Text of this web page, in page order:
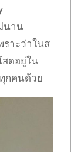
นาน
ราะว่าในส
สดอยู่ใน
กคนด้วย